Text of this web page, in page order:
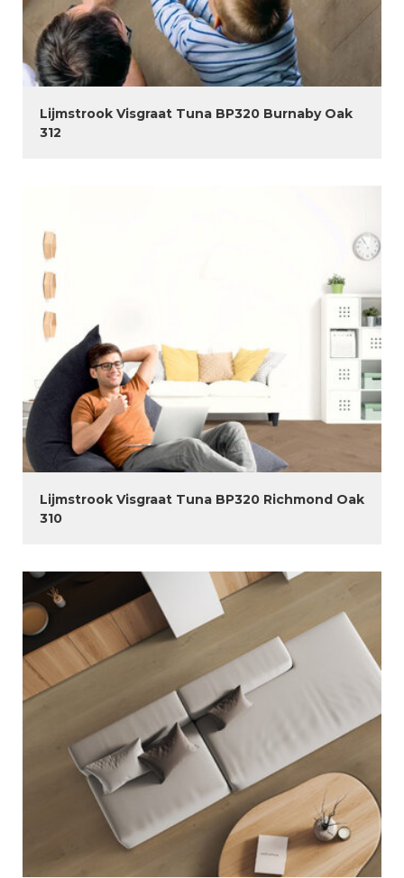
Lijmstrook Visgraat Tuna BP320 Burnaby Oak
312
Lijmstrook Visgraat Tuna BP320 Richmond Oak
310